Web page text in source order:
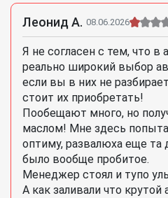
Леонид А. 08.06.2026
Я не согласен с тем, что в
реально широкий выбор
если вы в них не
стоит их приобретать!
Пообещают много, но
маслом! Мне здесь
оптиму, развалюха еще та
было вообще пробитое.
Менеджер стоял и тупо
А как заливали что